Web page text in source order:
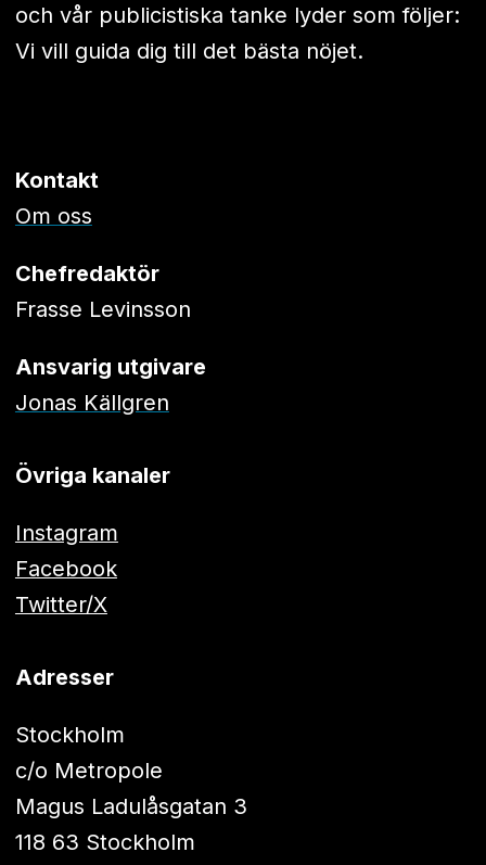
och vår publicistiska tanke lyder som följer:
Vi vill guida dig till det bästa nöjet.
Kontakt
Om oss
Chefredaktör
Frasse Levinsson
Ansvarig utgivare
Jonas Källgren
Övriga kanaler
Instagram
Facebook
Twitter/X
Adresser
Stockholm
c/o Metropole
Magus Ladulåsgatan 3
118 63 Stockholm